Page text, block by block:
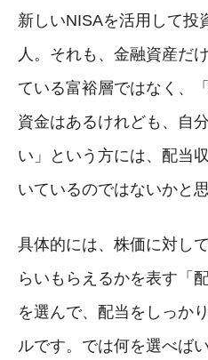
新しいNISAを活用して投
人。それも、金融資産だ
ている富裕層ではなく、
資金はあるけれども、自
い」という方には、配当
いているのではないかと思
具体的には、株価に対し
らいもらえるかを表す「
を選んで、配当をしっか
ルです。では何を選べば